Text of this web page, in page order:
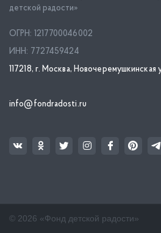
детской радости»
ОГРН: 1217700046002
ИНН: 7727459424
117218, г. Москва, Новочеремушкинская
info@fondradosti.ru
© 2026 «Фонд детской радости»